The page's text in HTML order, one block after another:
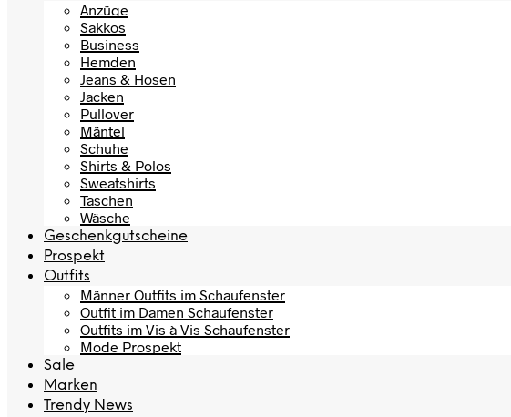
Anzüge
Sakkos
Business
Hemden
Jeans & Hosen
Jacken
Pullover
Mäntel
Schuhe
Shirts & Polos
Sweatshirts
Taschen
Wäsche
Geschenkgutscheine
Prospekt
Outfits
Männer Outfits im Schaufenster
Outfit im Damen Schaufenster
Outfits im Vis à Vis Schaufenster
Mode Prospekt
Sale
Marken
Trendy News